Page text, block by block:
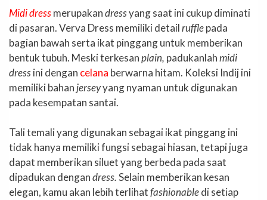
Midi dressmerupakandressyang saat ini cukup diminati
di pasaran. Verva Dress memiliki detailrufflepada
bagian bawah serta ikat pinggang untuk memberikan
bentuk tubuh. Meski terkesanplain, padukanlahmidi
dressini dengan celana berwarna hitam. Koleksi Indij ini
memiliki bahan jerseyyang nyaman untuk digunakan
pada kesempatan santai.
Tali temali yang digunakan sebagai ikat pinggang ini
tidak hanya memiliki fungsi sebagai hiasan, tetapi juga
dapat memberikan siluet yang berbeda pada saat
dipadukan dengandress.Selain memberikan kesan
elegan, kamu akan lebih terlihatfashionabledi setiap